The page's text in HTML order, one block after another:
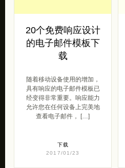
20个免费响应设计
的电子邮件模板下
载
随着移动设备使用的增加，
具有响应的电子邮件模板已
经变得非常重要。响应能力
允许您在任何设备上完美地
查看电子邮件， […]
下载
2017/01/23